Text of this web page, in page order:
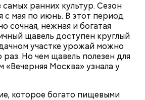
ранних культур. Сезон
с мая по июнь. В этот период
сочная, нежная и богатая
щавель доступен круглый
участке урожай можно
раз. Но чем щавель полезен для
«Вечерняя Москва» узнала у
которое богато пищевыми
РАСТЕНИЯ